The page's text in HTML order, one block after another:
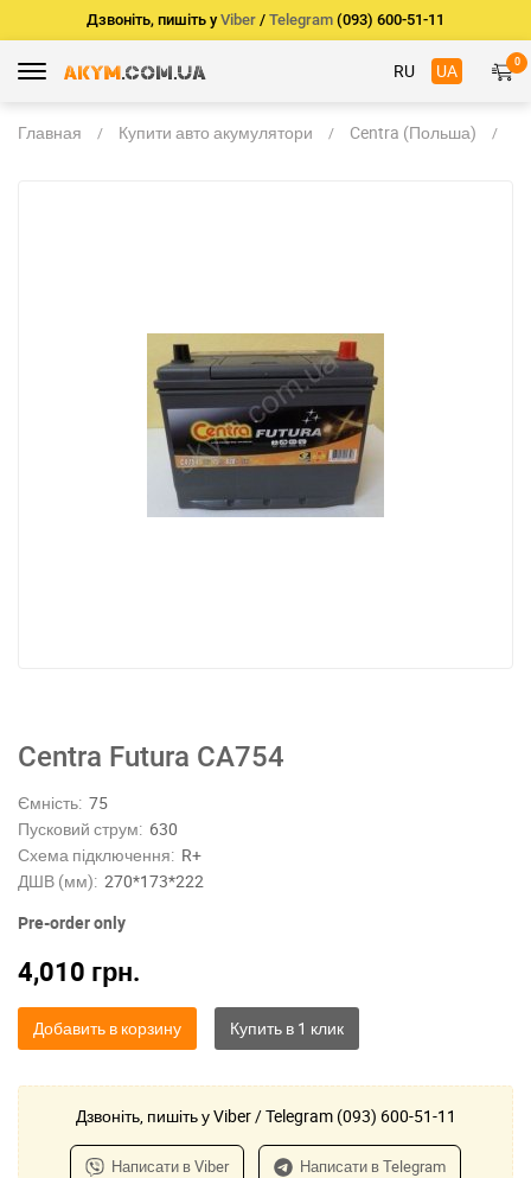
Дзвоніть, пишіть у Viber / Telegram (093) 600-51-11
RU UA 0
Главная Купити авто акумулятори Centra (Польша)
Centra Futura CA754
Ємність: 75
Пусковий струм: 630
Схема підключення: R+
ДШВ (мм): 270*173*222
Pre-order only
4,010 грн.
Добавить в корзину
Дзвоніть, пишіть у Viber / Telegram (093) 600-51-11
Написати в Viber Написати в Telegram